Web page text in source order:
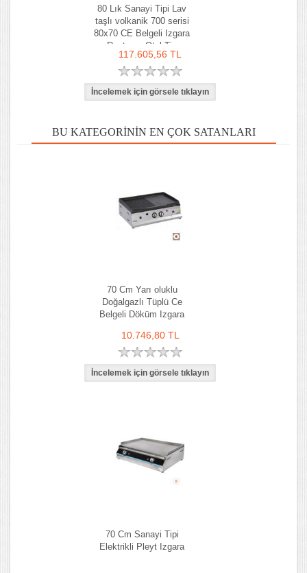
80 Lık Sanayi Tipi Lav
taşlı volkanik 700 serisi
80x70 CE Belgeli Izgara
Restoran Otel Tip
117.605,56 TL
BU KATEGORININ EN ÇOK SATANLARI
70 Cm Yarı oluklu
Doğalgazlı Tüplü Ce
Belgeli Döküm Izgara
10.746,80 TL
70 Cm Sanayi Tipi
Elektrikli Pleyt Izgara